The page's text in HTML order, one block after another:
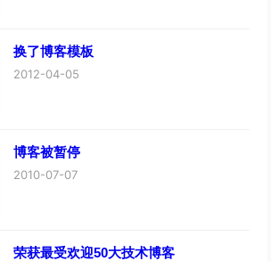
换了博客模板
2012-04-05
博客被暂停
2010-07-07
荣获最受欢迎50大技术博客